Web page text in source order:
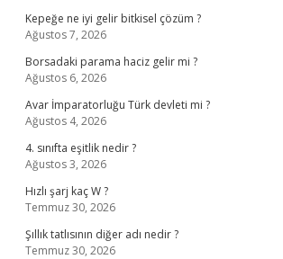
Kepeğe ne iyi gelir bitkisel çözüm ?
Ağustos 7, 2026
Borsadaki parama haciz gelir mi ?
Ağustos 6, 2026
Avar İmparatorluğu Türk devleti mi ?
Ağustos 4, 2026
4. sınıfta eşitlik nedir ?
Ağustos 3, 2026
Hızlı şarj kaç W ?
Temmuz 30, 2026
Şıllık tatlısının diğer adı nedir ?
Temmuz 30, 2026